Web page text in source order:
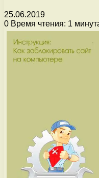
25.06.2019
0 Время чтения: 1